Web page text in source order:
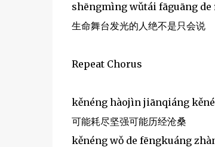
shēngmìng wǔtái fāguāng
生命舞台发光的人绝不是只会说
Repeat Chorus
kěnéng hàojìn jiānqiáng
可能耗尽坚强可能历经沧桑
kěnéng wǒ de fēngkuáng